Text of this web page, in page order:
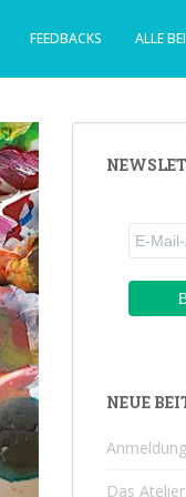
FEEDBACKS ALLE
NEUE
Das